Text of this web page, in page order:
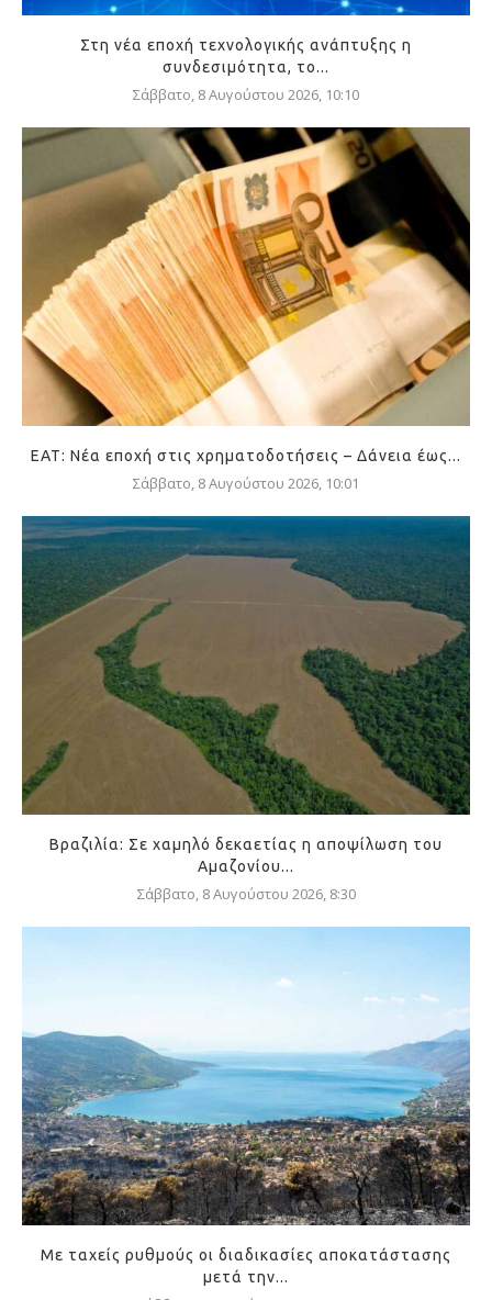
Στη νέα εποχή τεχνολογικής ανάπτυξης η
συνδεσιμότητα, το...
Σάββατο, 8 Αυγούστου 2026, 10:10
ΕΑΤ: Νέα εποχή στις χρηματοδοτήσεις – Δάνεια έως...
Σάββατο, 8 Αυγούστου 2026, 10:01
Βραζιλία: Σε χαμηλό δεκαετίας η αποψίλωση του
Αμαζονίου...
Σάββατο, 8 Αυγούστου 2026, 8:30
Με ταχείς ρυθμούς οι διαδικασίες αποκατάστασης
μετά την...